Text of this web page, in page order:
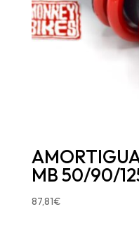
MB 50/90/
87,81€